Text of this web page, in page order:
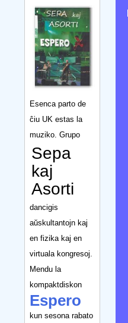
Esenca parto de
ĉiu UK estas la
muziko. Grupo
Sepa
kaj
Asorti
dancigis
aŭskultantojn kaj
en fizika kaj en
virtuala kongresoj.
Mendu la
kompaktdiskon
Espero
kun sesona rabato